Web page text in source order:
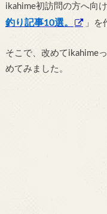
ikahime初訪問の方へ向
釣り記事10選。
」を
そこで、改めてikahime
めてみました。